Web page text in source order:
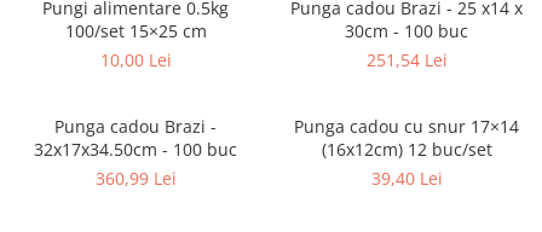
Cutii Clasice CO3 (BAX)
Cutii Clasice CO5 (BAX)
Cutii Prajituri Blank
Sacose Plastic
Pungi alimentare 0.5kg
100/set 15×25 cm
10,00 Lei
Punga cadou Brazi - 25 x14 x
30cm - 100 buc
251,54 Lei
Punga cadou Brazi -
32x17x34.50cm - 100 buc
360,99 Lei
Punga cadou cu snur 17×14
(16x12cm) 12 buc/set
39,40 Lei